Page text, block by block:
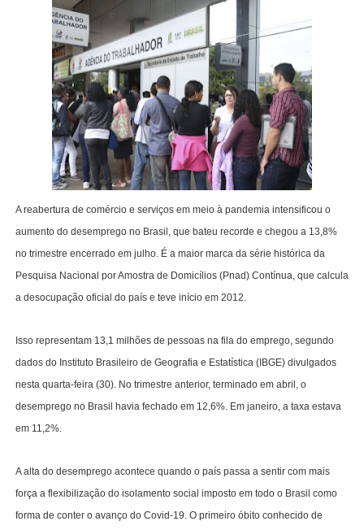
A reabertura de comércio e serviços em meio à pandemia intensificou o
aumento do desemprego no Brasil, que bateu recorde e chegou a 13,8%
no trimestre encerrado em julho. É a maior marca da série histórica da
Pesquisa Nacional por Amostra de Domicílios (Pnad) Contínua, que calcula
a desocupação oficial do país e teve início em 2012.
Isso representam 13,1 milhões de pessoas na fila do emprego, segundo
dados do Instituto Brasileiro de Geografia e Estatística (IBGE) divulgados
nesta quarta-feira (30). No trimestre anterior, terminado em abril, o
desemprego no Brasil havia fechado em 12,6%. Em janeiro, a taxa estava
em 11,2%.
A alta do desemprego acontece quando o país passa a sentir com mais
força a flexibilização do isolamento social imposto em todo o Brasil como
forma de conter o avanço do Covid-19. O primeiro óbito conhecido de